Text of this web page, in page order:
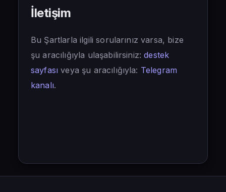
İletişim
Bu Şartlarla ilgili sorularınız varsa, bize
şu aracılığıyla ulaşabilirsiniz:destek
sayfası veya şu aracılığıyla: Telegram
kanalı.